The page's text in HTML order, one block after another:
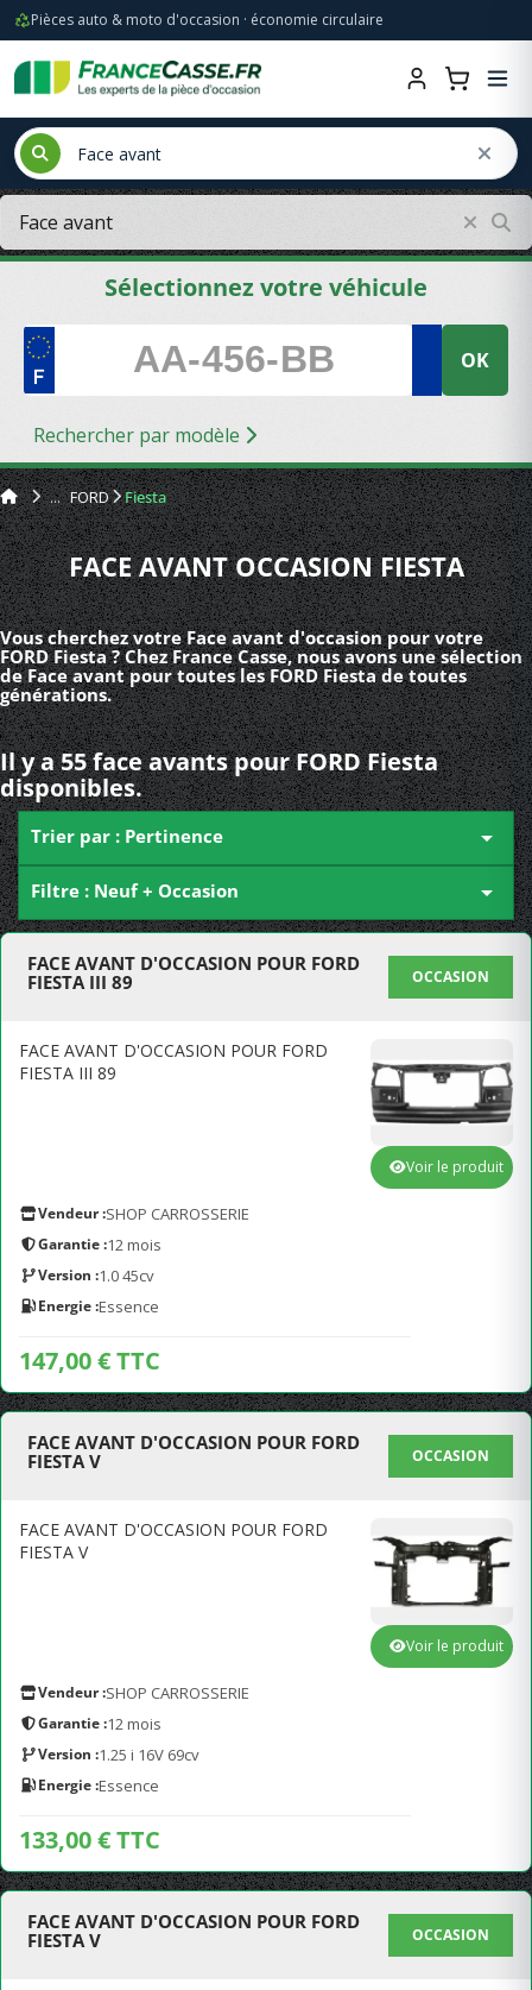
Pièces auto & moto d'occasion · économie circulaire
Sélectionnez votre véhicule
OK
Rechercher par modèle
FORD Fiesta
FACE AVANT OCCASION FIESTA
Vous cherchez votre Face avant d'occasion pour votre
FORD Fiesta ? Chez France Casse, nous avons une sélection
de Face avant pour toutes les FORD Fiesta de toutes
générations.
Il y a 55 face avants pour FORD Fiesta
disponibles.
Trier par : Pertinence 
Filtre : Neuf + Occasion 
FACE AVANT D'OCCASION POUR FORD
FIESTA III 89
OCCASION
FACE AVANT D'OCCASION POUR FORD
FIESTA III 89
Vendeur :SHOP CARROSSERIE
Garantie :12 mois
Version :1.0 45cv
Energie :Essence
147,00 € TTC
Voir le produit
FACE AVANT D'OCCASION POUR FORD
FIESTA V
OCCASION
FACE AVANT D'OCCASION POUR FORD
FIESTA V
Vendeur :SHOP CARROSSERIE
Garantie :12 mois
Version :1.25 i 16V 69cv
Energie :Essence
133,00 € TTC
Voir le produit
FACE AVANT D'OCCASION POUR FORD
FIESTA V
OCCASION